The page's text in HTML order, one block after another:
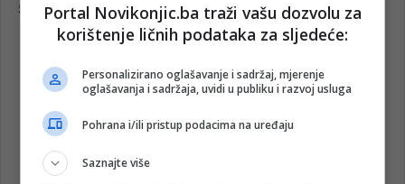
Portal Novikonjic.ba traži vašu dozvolu za
korištenje ličnih podataka za sljedeće:
Personalizirano oglašavanje i sadržaj, mjerenje
oglašavanja i sadržaja, uvidi u publiku i razvoj usluga
Pohrana i/ili pristup podacima na uređaju
Saznajte više